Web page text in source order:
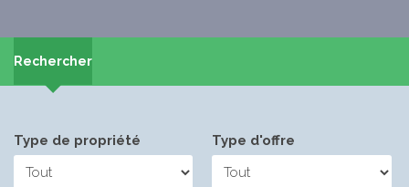
Rechercher
Type de propriété Type d'offre